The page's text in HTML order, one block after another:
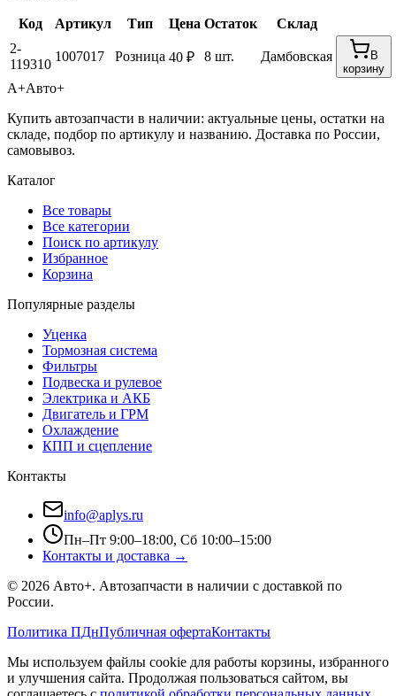
Код Артикул Тип Цена Остаток
Склад
2-
119310
1007017 Розница 40 ₽ 8 шт. Дамбовская
В
корзину
А+Авто+
Купить автозапчасти в наличии: актуальные цены, остатки на
складе, подбор по артикулу и названию. Доставка по России,
самовывоз.
Каталог
Все товары
Все категории
Поиск по артикулу
Избранное
Корзина
Популярные разделы
Уценка
Тормозная система
Фильтры
Подвеска и рулевое
Электрика и АКБ
Двигатель и ГРМ
Охлаждение
КПП и сцепление
Контакты
info@aplys.ru
Пн–Пт 9:00–18:00, Сб 10:00–15:00
Контакты и доставка →
© 2026 Авто+. Автозапчасти в наличии с доставкой по
России.
Политика ПДнПубличная офертаКонтакты
Мы используем файлы cookie для работы корзины, избранного
и улучшения сайта. Продолжая пользоваться сайтом, вы